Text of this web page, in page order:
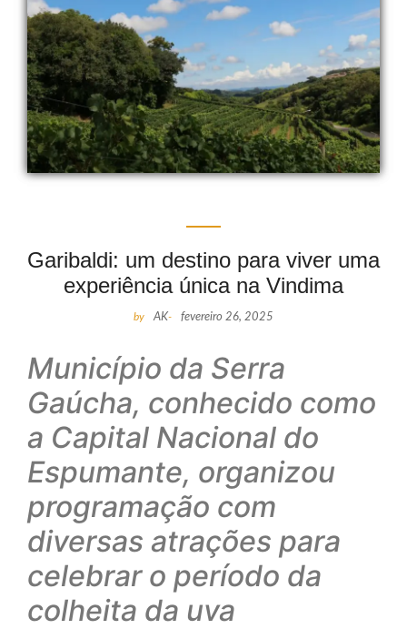
Garibaldi: um destino para viver uma
experiência única na Vindima
by AK- fevereiro 26, 2025
Município da Serra
Gaúcha, conhecido como
a Capital Nacional do
Espumante, organizou
programação com
diversas atrações para
celebrar o período da
colheita da uva